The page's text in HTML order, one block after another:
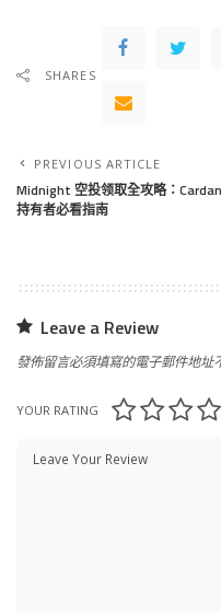
SHARES
PREVIOUS ARTICLE
Midnight 空投领取全攻略：
持有者必看指南
Leave a Review
發佈留言必須填寫的電子郵件地址
YOUR RATING